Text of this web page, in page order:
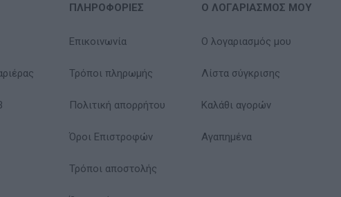
functionality and fraud prevention, and other user protection.
ΠΛΗΡΟΦΟΡΊΕΣ
Επικοινωνία
Τρόποι πληρωμής
Πολιτική απορρήτου
Όροι Επιστροφών
Τρόποι αποστολής
Ο ΛΟΓΑΡΙΑΣΜΌΣ ΜΟΥ
Ο λογαριασμός μου
Λίστα σύγκρισης
Καλάθι αγορών
Αγαπημένα